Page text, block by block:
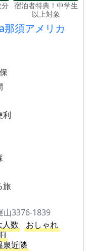
宿泊者特典！中学生
以上対象
須アメリカ
利
旅
山3376-1839
人数
おしゃれ
泉近隣